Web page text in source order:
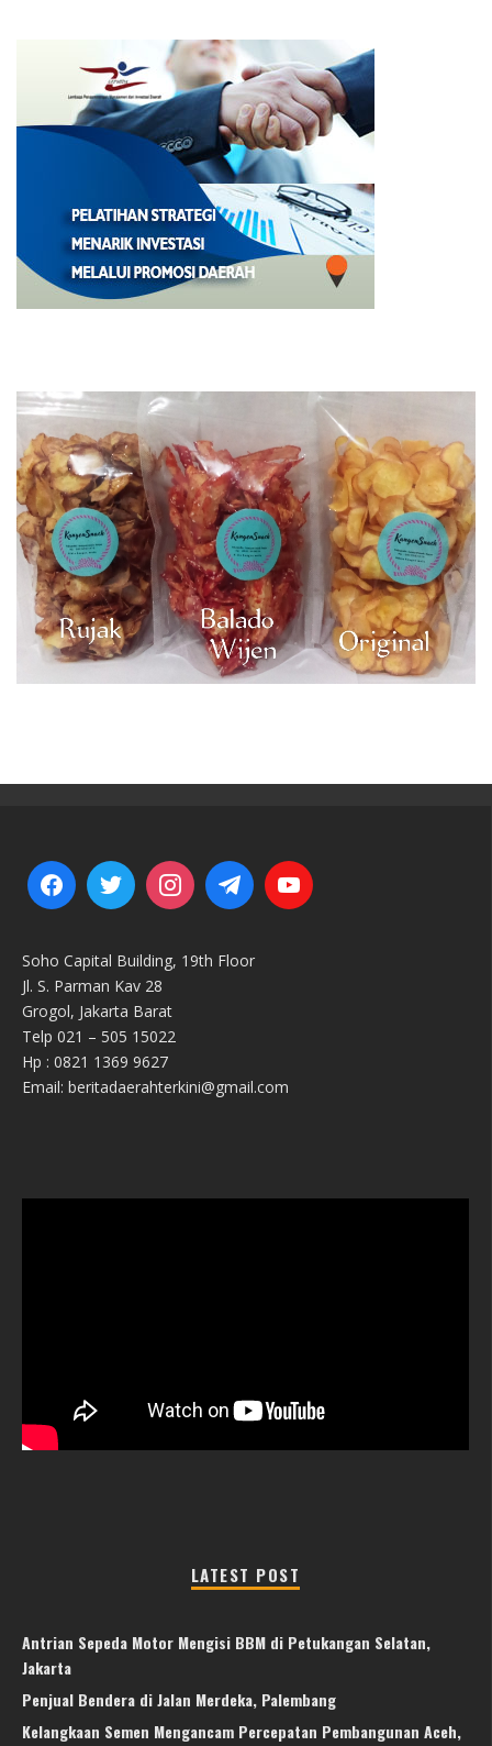
Soho Capital Building, 19th Floor
Jl. S. Parman Kav 28
Grogol, Jakarta Barat
Telp 021 – 505 15022
Hp : 0821 1369 9627
Email: beritadaerahterkini@gmail.com
LATEST POST
Antrian Sepeda Motor Mengisi BBM di Petukangan Selatan,
Jakarta
Penjual Bendera di Jalan Merdeka, Palembang
Kelangkaan Semen Mengancam Percepatan Pembangunan Aceh,